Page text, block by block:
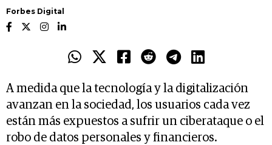
Forbes Digital
A medida que la tecnología y la digitalización
avanzan en la sociedad, los usuarios cada vez
están más expuestos a sufrir un ciberataque o el
robo de datos personales y financieros.